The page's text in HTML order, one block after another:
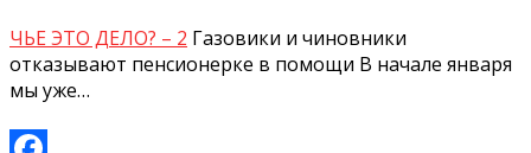
ЧЬЕ ЭТО ДЕЛО? – 2 Газовики и чиновники
отказывают пенсионерке в помощи В начале января
мы уже…